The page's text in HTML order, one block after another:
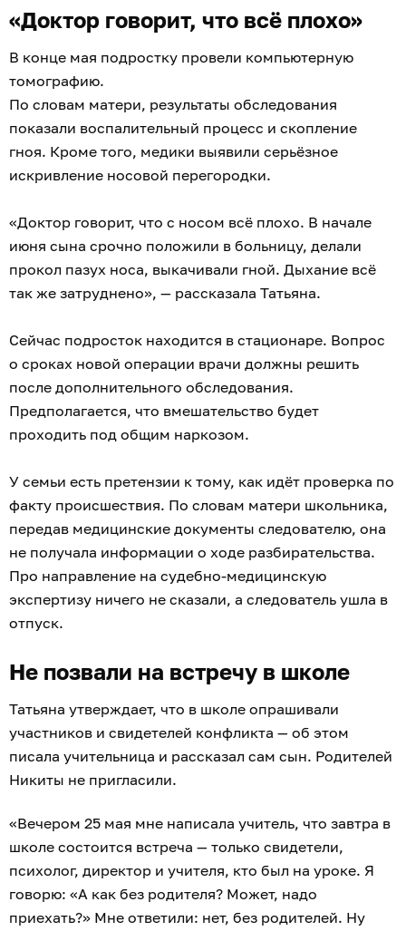
«Доктор говорит, что всё плохо»
В конце мая подростку провели компьютерную
томографию.
По словам матери, результаты обследования
показали воспалительный процесс и скопление
гноя. Кроме того, медики выявили серьёзное
искривление носовой перегородки.
«Доктор говорит, что с носом всё плохо. В начале
июня сына срочно положили в больницу, делали
прокол пазух носа, выкачивали гной. Дыхание всё
так же затруднено», — рассказала Татьяна.
Сейчас подросток находится в стационаре. Вопрос
о сроках новой операции врачи должны решить
после дополнительного обследования.
Предполагается, что вмешательство будет
проходить под общим наркозом.
У семьи есть претензии к тому, как идёт проверка по
факту происшествия. По словам матери школьника,
передав медицинские документы следователю, она
не получала информации о ходе разбирательства.
Про направление на судебно-медицинскую
экспертизу ничего не сказали, а следователь ушла в
отпуск.
Не позвали на встречу в школе
Татьяна утверждает, что в школе опрашивали
участников и свидетелей конфликта — об этом
писала учительница и рассказал сам сын. Родителей
Никиты не пригласили.
«Вечером 25 мая мне написала учитель, что завтра в
школе состоится встреча — только свидетели,
психолог, директор и учителя, кто был на уроке. Я
говорю: «А как без родителя? Может, надо
приехать?» Мне ответили: нет, без родителей. Ну